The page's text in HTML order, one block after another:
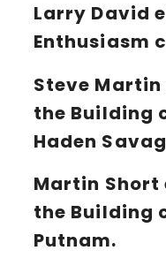
Larry David
Enthusiasm
Steve Martin
the Building
Haden
Martin Short
the Building
Putnam.